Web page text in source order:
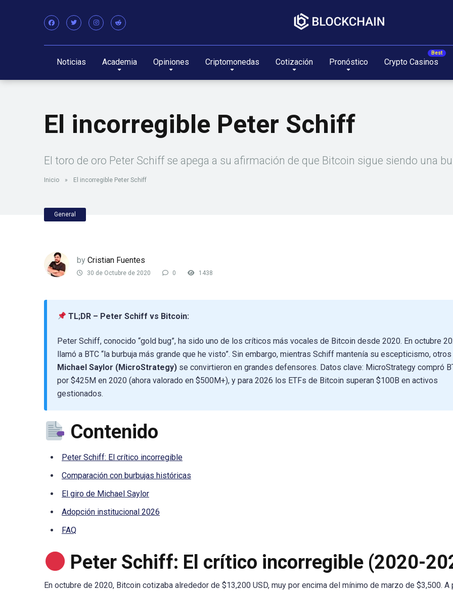
Noticias Academia Opiniones Criptomonedas Cotización Pronóstico Crypto Casinos
El incorregible Peter Schiff
El toro de oro Peter Schiff se apega a su afirmación de que Bitcoin sigue siendo una
Inicio » El incorregible Peter Schiff
General
by Cristian Fuentes
30 de Octubre de 2020 0 1438
TL;DR – Peter Schiff vs Bitcoin:
Peter Schiff, conocido “gold bug”, ha sido uno de los críticos más vocales de Bitcoin desde 2020. En octubre
llamó a BTC “la burbuja más grande que he visto”. Sin embargo, mientras Schiff mantenía su escepticismo,
Michael Saylor (MicroStrategy) se convirtieron en grandes defensores. Datos clave: MicroStrategy compró
por $425M en 2020 (ahora valorado en $500M+), y para 2026 los ETFs de Bitcoin superan $100B en activos
gestionados.
Contenido
Peter Schiff: El crítico incorregible
Comparación con burbujas históricas
El giro de Michael Saylor
Adopción institucional 2026
FAQ
Peter Schiff: El crítico incorregible (2020-
En octubre de 2020, Bitcoin cotizaba alrededor de $13,200 USD, muy por encima del mínimo de marzo de $3,500. A